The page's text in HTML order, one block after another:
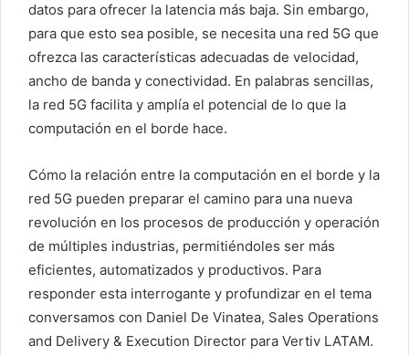
datos para ofrecer la latencia más baja. Sin embargo,
para que esto sea posible, se necesita una red 5G que
ofrezca las características adecuadas de velocidad,
ancho de banda y conectividad. En palabras sencillas,
la red 5G facilita y amplía el potencial de lo que la
computación en el borde hace.
Cómo la relación entre la computación en el borde y la
red 5G pueden preparar el camino para una nueva
revolución en los procesos de producción y operación
de múltiples industrias, permitiéndoles ser más
eficientes, automatizados y productivos. Para
responder esta interrogante y profundizar en el tema
conversamos con Daniel De Vinatea, Sales Operations
and Delivery & Execution Director para Vertiv LATAM.